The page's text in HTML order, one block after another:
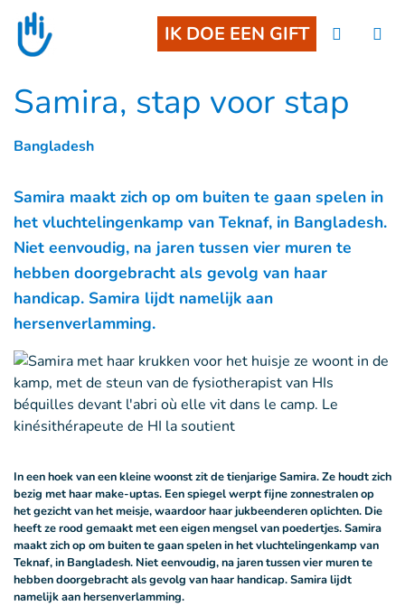
Goto main content
IK DOE EEN GIFT
Samira, stap voor stap
Bangladesh
Samira maakt zich op om buiten te gaan spelen in
het vluchtelingenkamp van Teknaf, in Bangladesh.
Niet eenvoudig, na jaren tussen vier muren te
hebben doorgebracht als gevolg van haar
handicap. Samira lijdt namelijk aan
hersenverlamming.
In een hoek van een kleine woonst zit de tienjarige Samira. Ze houdt zich
bezig met haar make-uptas. Een spiegel werpt fijne zonnestralen op
het gezicht van het meisje, waardoor haar jukbeenderen oplichten. Die
heeft ze rood gemaakt met een eigen mengsel van poedertjes. Samira
maakt zich op om buiten te gaan spelen in het vluchtelingenkamp van
Teknaf, in Bangladesh. Niet eenvoudig, na jaren tussen vier muren te
hebben doorgebracht als gevolg van haar handicap. Samira lijdt
namelijk aan hersenverlamming.